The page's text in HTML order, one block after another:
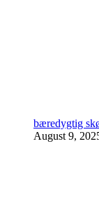
bæredygtig
August 9,